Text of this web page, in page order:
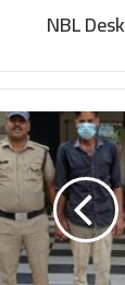
NBL Desk